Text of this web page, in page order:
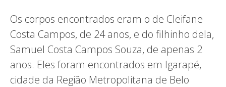
Os corpos encontrados eram o de Cleifane
Costa Campos, de 24 anos, e do filhinho dela,
Samuel Costa Campos Souza, de apenas 2
anos. Eles foram encontrados em Igarapé,
cidade da Região Metropolitana de Belo